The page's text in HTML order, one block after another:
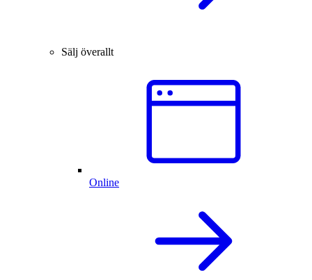
Sälj överallt
Online